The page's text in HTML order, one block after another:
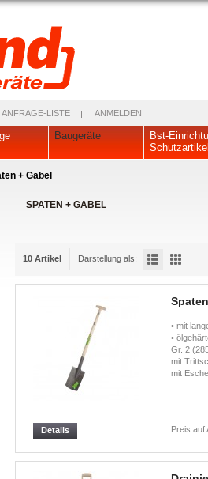
ANFRAGE-LISTE ANMELDEN
Baugeräte
Bst-
+ Gabel
SPATEN + GABEL
10 Artikel Darstellung als:
• mit
•
Gr. 2
mit
mit
Preis auf
Details